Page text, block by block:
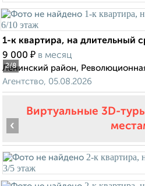
2/8
1-к квартира, на длительный
9 000 ₽ в месяц
Ленинский район,
Агентство, 05.08.2026
Виртуальные 3D-
‹